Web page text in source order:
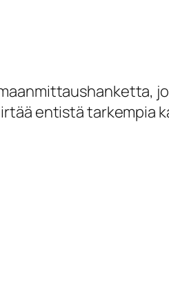
entistä tarkempia